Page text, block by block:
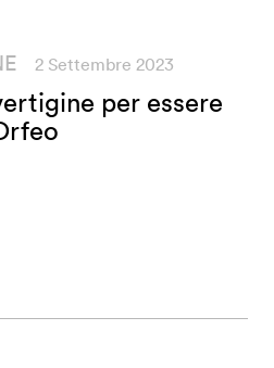
2 Settembre 2023
per essere